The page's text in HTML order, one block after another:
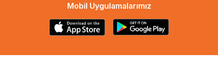
Mobil Uygulamalarımız